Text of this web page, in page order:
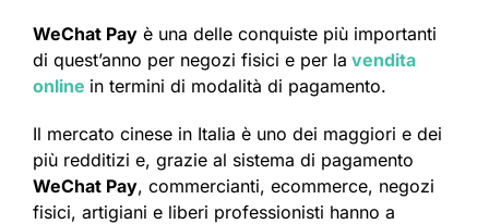
WeChat Pay è una delle conquiste più importanti
di quest’anno per negozi fisici e per la vendita
online in termini di modalità di pagamento.
Il mercato cinese in Italia è uno dei maggiori e dei
più redditizi e, grazie al sistema di pagamento
WeChat Pay, commercianti, ecommerce, negozi
fisici, artigiani e liberi professionisti hanno a